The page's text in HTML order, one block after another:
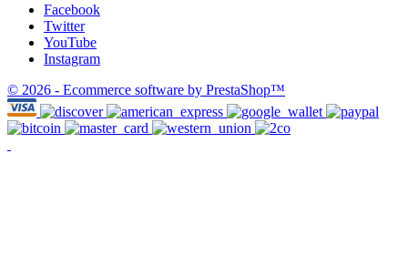
Facebook
Twitter
YouTube
Instagram
© 2026 - Ecommerce software by PrestaShop™